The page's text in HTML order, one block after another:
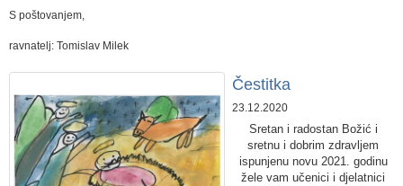
S poštovanjem,
ravnatelj: Tomislav Milek
Čestitka
23.12.2020
Sretan i radostan Božić i
sretnu i dobrim zdravljem
ispunjenu novu 2021. godinu
žele vam učenici i djelatnici